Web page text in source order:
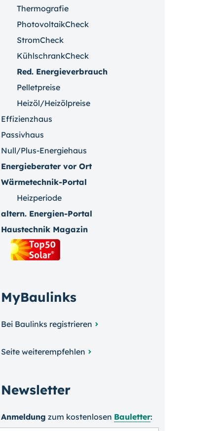
Thermografie
PhotovoltaikCheck
StromCheck
KühlschrankCheck
Red. Energieverbrauch
Pelletpreise
Heizöl/Heizölpreise
Effizienzhaus
Passivhaus
Null/Plus-Energiehaus
Energieberater vor Ort
Wärmetechnik-Portal
Heizperiode
altern. Energien-Portal
Haustechnik Magazin
MyBaulinks
Bei Baulinks registrieren
Seite weiterempfehlen
Newsletter
Anmeldung zum kosten­losen Bauletter: